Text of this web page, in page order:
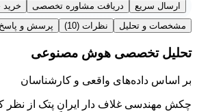
ارسال سریع
دریافت مشاوره تخصصی
خرید
مشخصات و تحلیل
نظرات (10) پرسش و پاسخ
تحلیل تخصصی هوش مصنوعی
بر اساس داده‌های واقعی و کارشناسان
چکش مهندسی غلاف دار ایران پتک از نظر